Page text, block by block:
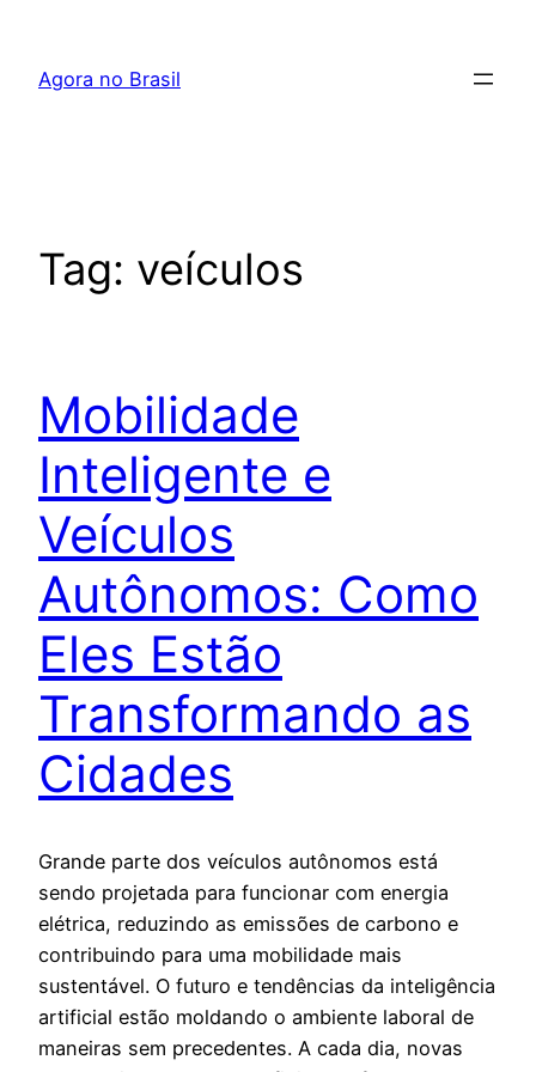
Agora no Brasil
Tag: veículos
Mobilidade
Inteligente e
Veículos
Autônomos: Como
Eles Estão
Transformando as
Cidades
Grande parte dos veículos autônomos está
sendo projetada para funcionar com energia
elétrica, reduzindo as emissões de carbono e
contribuindo para uma mobilidade mais
sustentável. O futuro e tendências da inteligência
artificial estão moldando o ambiente laboral de
maneiras sem precedentes. A cada dia, novas